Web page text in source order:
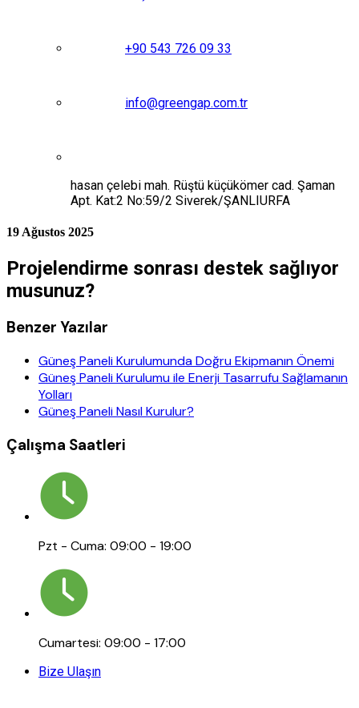
+90 543 726 09 33
info@greengap.com.tr
hasan çelebi mah. Rüştü küçükömer cad. Şaman
Apt. Kat:2 No:59/2 Siverek/ŞANLIURFA
19 Ağustos 2025
Projelendirme sonrası destek sağlıyor
musunuz?
Benzer Yazılar
Güneş Paneli Kurulumunda Doğru Ekipmanın Önemi
Güneş Paneli Kurulumu ile Enerji Tasarrufu Sağlamanın
Yolları
Güneş Paneli Nasıl Kurulur?
Çalışma Saatleri
Pzt - Cuma: 09:00 - 19:00
Cumartesi: 09:00 - 17:00
Bize Ulaşın